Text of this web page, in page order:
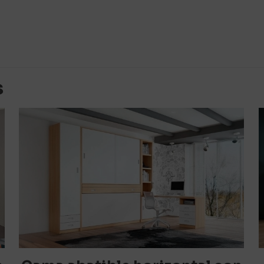
electrónico no será publicada.Los campos
estrellas
3 de 5
estrellas
estrellas